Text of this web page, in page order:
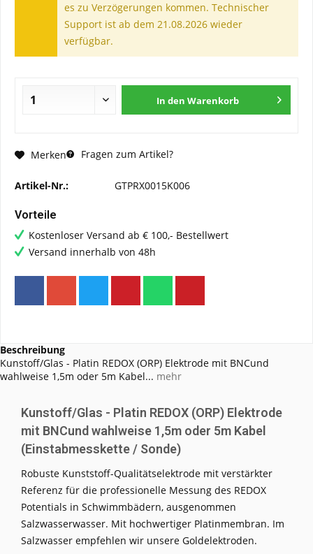
es zu Verzögerungen kommen. Technischer
Support ist ab dem 21.08.2026 wieder
verfügbar.
In den Warenkorb
Merken Fragen zum Artikel?
Artikel-Nr.: GTPRX0015K006
Vorteile
Kostenloser Versand ab € 100,- Bestellwert
Versand innerhalb von 48h
Beschreibung
Kunstoff/Glas - Platin REDOX (ORP) Elektrode mit BNCund
wahlweise 1,5m oder 5m Kabel... mehr
Kunstoff/Glas - Platin REDOX (ORP) Elektrode
mit BNCund wahlweise 1,5m oder 5m Kabel
(Einstabmesskette / Sonde)
Robuste Kunststoff-Qualitätselektrode mit verstärkter
Referenz für die professionelle Messung des REDOX
Potentials in Schwimmbädern, ausgenommen
Salzwasserwasser. Mit hochwertiger Platinmembran. Im
Salzwasser empfehlen wir unsere Goldelektroden.